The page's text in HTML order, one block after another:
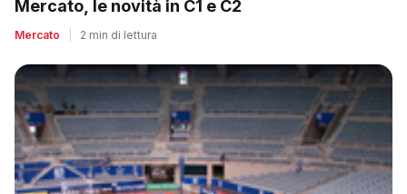
Mercato, le novità in C1 e C2
Mercato 2 min di lettura